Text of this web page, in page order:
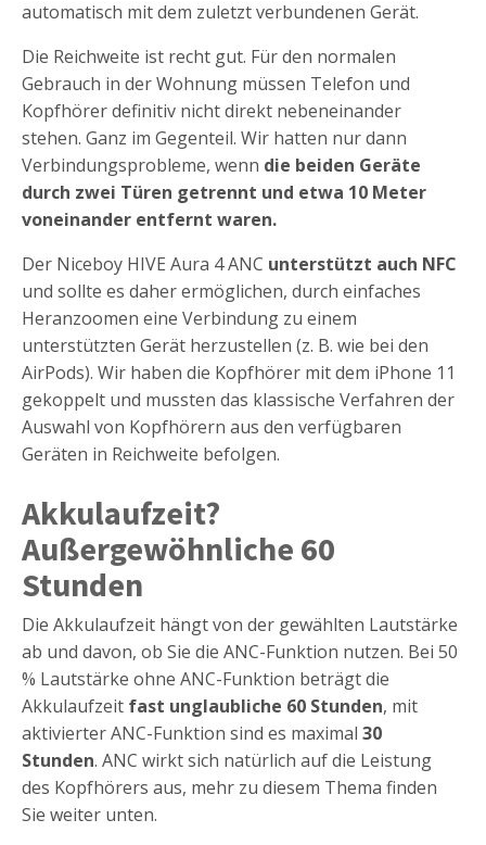
automatisch mit dem zuletzt verbundenen Gerät.
Die Reichweite ist recht gut. Für den normalen
Gebrauch in der Wohnung müssen Telefon und
Kopfhörer definitiv nicht direkt nebeneinander
stehen. Ganz im Gegenteil. Wir hatten nur dann
Verbindungsprobleme, wenn die beiden Geräte
durch zwei Türen getrennt und etwa 10 Meter
voneinander entfernt waren.
Der Niceboy HIVE Aura 4 ANC unterstützt auch NFC
und sollte es daher ermöglichen, durch einfaches
Heranzoomen eine Verbindung zu einem
unterstützten Gerät herzustellen (z. B. wie bei den
AirPods). Wir haben die Kopfhörer mit dem iPhone 11
gekoppelt und mussten das klassische Verfahren der
Auswahl von Kopfhörern aus den verfügbaren
Geräten in Reichweite befolgen.
Akkulaufzeit?
Außergewöhnliche 60
Stunden
Die Akkulaufzeit hängt von der gewählten Lautstärke
ab und davon, ob Sie die ANC-Funktion nutzen. Bei 50
% Lautstärke ohne ANC-Funktion beträgt die
Akkulaufzeit fast unglaubliche 60 Stunden, mit
aktivierter ANC-Funktion sind es maximal 30
Stunden. ANC wirkt sich natürlich auf die Leistung
des Kopfhörers aus, mehr zu diesem Thema finden
Sie weiter unten.